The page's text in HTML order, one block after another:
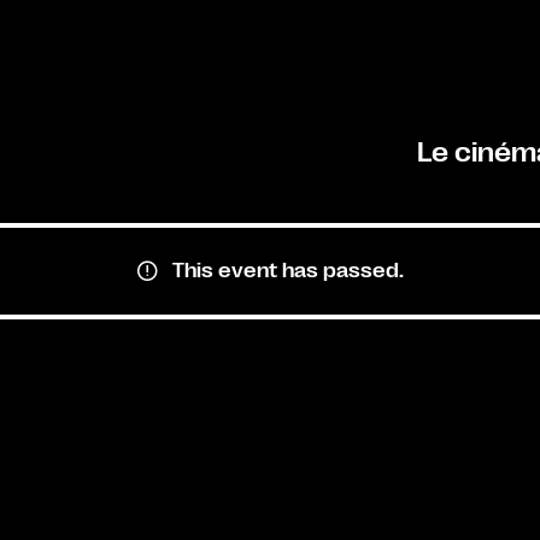
Le
This event has passed.